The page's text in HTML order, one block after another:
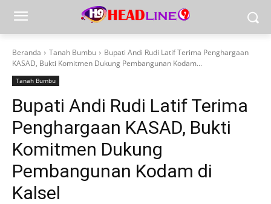
Beranda Tanah Bumbu
Bupati Andi Rudi Latif Terima Penghargaan
KASAD, Bukti Komitmen Dukung Pembangunan Kodam...
Tanah Bumbu
Bupati Andi Rudi Latif Terima
Penghargaan KASAD, Bukti
Komitmen Dukung
Pembangunan Kodam di
Kalsel